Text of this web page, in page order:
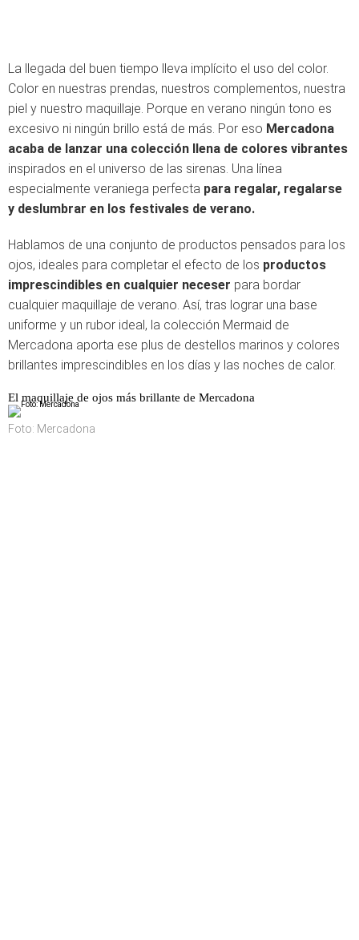
La llegada del buen tiempo lleva implícito el uso del color.
Color en nuestras prendas, nuestros complementos, nuestra
piel y nuestro maquillaje. Porque en verano ningún tono es
excesivo ni ningún brillo está de más. Por eso Mercadona
acaba de lanzar una colección llena de colores vibrantes
inspirados en el universo de las sirenas. Una línea
especialmente veraniega perfecta para regalar, regalarse
y deslumbrar en los festivales de verano.
Hablamos de una conjunto de productos pensados para los
ojos, ideales para completar el efecto de los productos
imprescindibles en cualquier neceser para bordar
cualquier maquillaje de verano. Así, tras lograr una base
uniforme y un rubor ideal, la colección Mermaid de
Mercadona aporta ese plus de destellos marinos y colores
brillantes imprescindibles en los días y las noches de calor.
El maquillaje de ojos más brillante de Mercadona
Foto: Mercadona